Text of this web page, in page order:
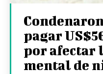
pagar
por afectar
mental de